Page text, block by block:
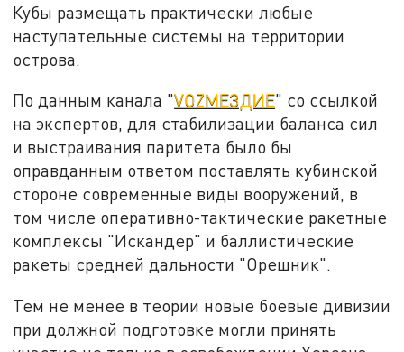
Кубы размещать практически любые
наступательные системы на территории
острова.
По данным канала "VОZМЕЗДИЕ" со ссылкой
на экспертов, для стабилизации баланса сил
и выстраивания паритета было бы
оправданным ответом поставлять кубинской
стороне современные виды вооружений, в
том числе оперативно-тактические ракетные
комплексы "Искандер" и баллистические
ракеты средней дальности "Орешник".
Тем не менее в теории новые боевые дивизии
при должной подготовке могли принять